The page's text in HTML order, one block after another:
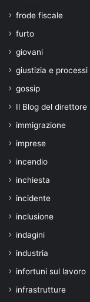
frode fiscale
furto
giovani
giustizia e processi
gossip
Il Blog del direttore
immigrazione
imprese
incendio
inchiesta
incidente
inclusione
indagini
industria
infortuni sul lavoro
infrastrutture